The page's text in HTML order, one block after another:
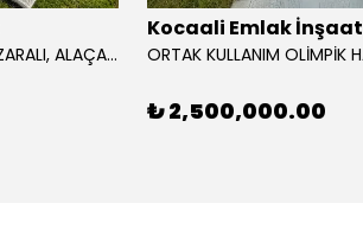
TERAS ve 2.KAT DENİZ MANZARALI, ALAÇATI TAŞ KONSEPT, ARKA CEPHE, LÜKS DİZAYN 3+1 TRİPLEKS VİLLA! KOCAALİ ALANDERE MH
Kocaali Emlak İnşaat
₺ 2,500,000.00